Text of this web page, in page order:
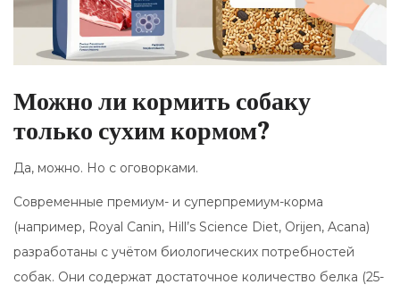
Можно ли кормить собаку
только сухим кормом?
Да, можно. Но с оговорками.
Современные премиум- и суперпремиум-корма
(например, Royal Canin, Hill’s Science Diet, Orijen, Acana)
разработаны с учётом биологических потребностей
собак. Они содержат достаточное количество белка (25-